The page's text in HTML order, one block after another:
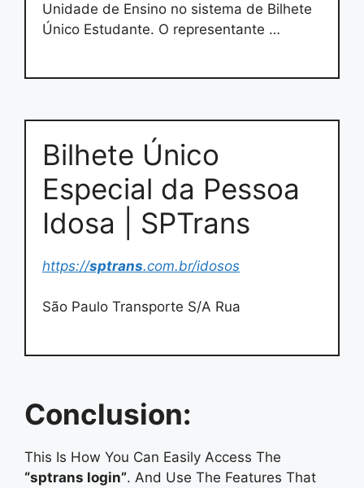
Unidade de Ensino no sistema de Bilhete
Único Estudante. O representante …
Bilhete Único
Especial da Pessoa
Idosa | SPTrans
https://sptrans.com.br/idosos
São Paulo Transporte S/A Rua
Conclusion:
This Is How You Can Easily Access The
“sptrans login”. And Use The Features That